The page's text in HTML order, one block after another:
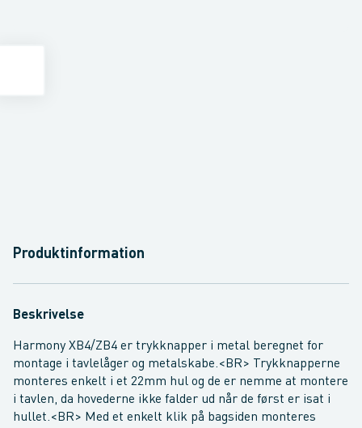
Produktinformation
Beskrivelse
Harmony XB4/ZB4 er trykknapper i metal beregnet for
montage i tavlelåger og metalskabe.<BR> Trykknapperne
monteres enkelt i et 22mm hul og de er nemme at montere
i tavlen, da hovederne ikke falder ud når de først er isat i
hullet.<BR> Med et enkelt klik på bagsiden monteres